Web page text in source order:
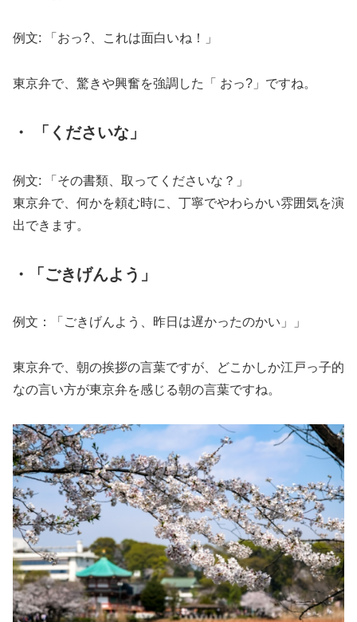
例文: 「おっ?、これは面白いね！」
東京弁で、驚きや興奮を強調した「 おっ?」ですね。
・ 「くださいな」
例文: 「その書類、取ってくださいな？」
東京弁で、何かを頼む時に、丁寧でやわらかい雰囲気を演
出できます。
・「ごきげんよう」
例文：「ごきげんよう、昨日は遅かったのかい」」
東京弁で、朝の挨拶の言葉ですが、どこかしか江戸っ子的
なの言い方が東京弁を感じる朝の言葉ですね。